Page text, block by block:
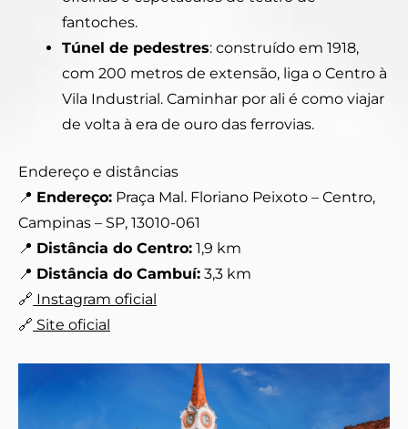
fantoches.
Túnel de pedestres: construído em 1918,
com 200 metros de extensão, liga o Centro à
Vila Industrial. Caminhar por ali é como viajar
de volta à era de ouro das ferrovias.
Endereço e distâncias
📍 Endereço: Praça Mal. Floriano Peixoto – Centro,
Campinas – SP, 13010-061
📍 Distância do Centro: 1,9 km
📍 Distância do Cambuí: 3,3 km
🔗 Instagram oficial
🔗 Site oficial